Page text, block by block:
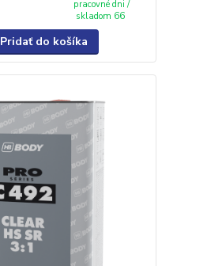
pracovné dni /
skladom 66
Pridať do košíka